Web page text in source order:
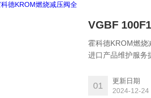
VGBF
霍科德KROM燃烧
进口产品维护服务
01
更新日期
2024-12-24